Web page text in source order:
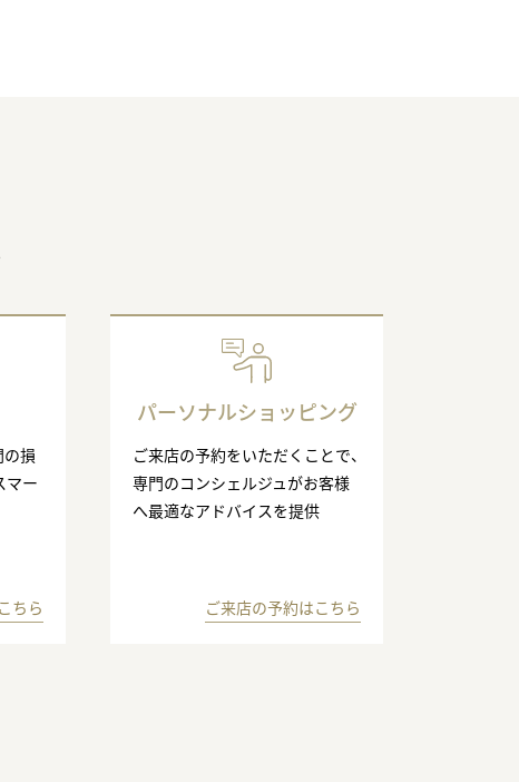
損
マー
ちら
パーソナルショッピング
ご来店の予約をいただくことで、
専門のコンシェルジュがお客様
へ最適なアドバイスを提供
ご来店の予約はこちら